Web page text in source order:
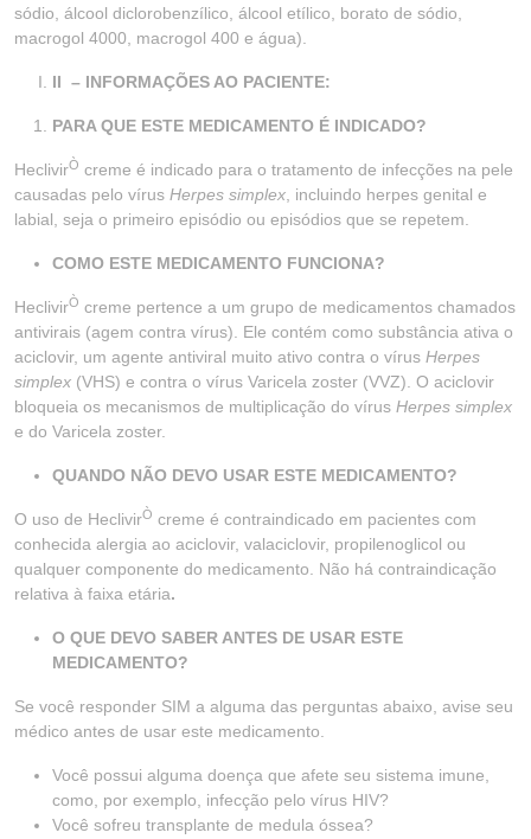
sódio, álcool diclorobenzílico, álcool etílico, borato de sódio,
macrogol 4000, macrogol 400 e água).
II – INFORMAÇÕES AO PACIENTE:
PARA QUE ESTE MEDICAMENTO É INDICADO?
HeclivirÒ creme é indicado para o tratamento de infecções na pele
causadas pelo vírus Herpes simplex , incluindo herpes genital e
labial, seja o primeiro episódio ou episódios que se repetem.
COMO ESTE MEDICAMENTO FUNCIONA?
HeclivirÒ creme pertence a um grupo de medicamentos chamados
antivirais (agem contra vírus). Ele contém como substância ativa o
aciclovir, um agente antiviral muito ativo contra o vírus Herpes
simplex (VHS) e contra o vírus Varicela zoster (VVZ). O aciclovir
bloqueia os mecanismos de multiplicação do vírus Herpes simplex
e do Varicela zoster.
QUANDO NÃO DEVO USAR ESTE MEDICAMENTO?
O uso de HeclivirÒ creme é contraindicado em pacientes com
conhecida alergia ao aciclovir, valaciclovir, propilenoglicol ou
qualquer componente do medicamento. Não há contraindicação
relativa à faixa etária.
O QUE DEVO SABER ANTES DE USAR ESTE
MEDICAMENTO?
Se você responder SIM a alguma das perguntas abaixo, avise seu
médico antes de usar este medicamento.
Você possui alguma doença que afete seu sistema imune,
como, por exemplo, infecção pelo vírus HIV?
Você sofreu transplante de medula óssea?